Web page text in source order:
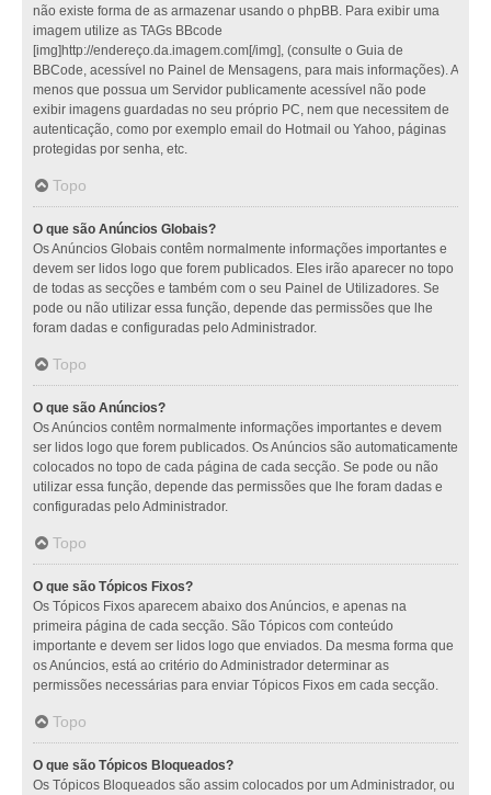
não existe forma de as armazenar usando o phpBB. Para exibir uma
imagem utilize as TAGs BBcode
[img]http://endereço.da.imagem.com[/img], (consulte o Guia de
BBCode, acessível no Painel de Mensagens, para mais informações). A
menos que possua um Servidor publicamente acessível não pode
exibir imagens guardadas no seu próprio PC, nem que necessitem de
autenticação, como por exemplo email do Hotmail ou Yahoo, páginas
protegidas por senha, etc.
Topo
O que são Anúncios Globais?
Os Anúncios Globais contêm normalmente informações importantes e
devem ser lidos logo que forem publicados. Eles irão aparecer no topo
de todas as secções e também com o seu Painel de Utilizadores. Se
pode ou não utilizar essa função, depende das permissões que lhe
foram dadas e configuradas pelo Administrador.
Topo
O que são Anúncios?
Os Anúncios contêm normalmente informações importantes e devem
ser lidos logo que forem publicados. Os Anúncios são automaticamente
colocados no topo de cada página de cada secção. Se pode ou não
utilizar essa função, depende das permissões que lhe foram dadas e
configuradas pelo Administrador.
Topo
O que são Tópicos Fixos?
Os Tópicos Fixos aparecem abaixo dos Anúncios, e apenas na
primeira página de cada secção. São Tópicos com conteúdo
importante e devem ser lidos logo que enviados. Da mesma forma que
os Anúncios, está ao critério do Administrador determinar as
permissões necessárias para enviar Tópicos Fixos em cada secção.
Topo
O que são Tópicos Bloqueados?
Os Tópicos Bloqueados são assim colocados por um Administrador, ou